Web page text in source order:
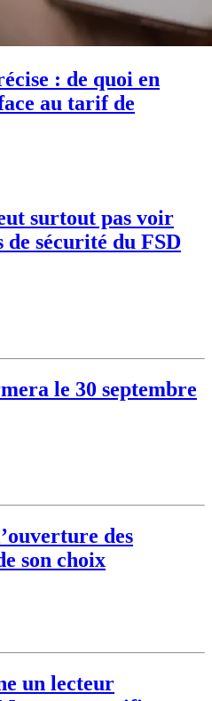
: de quoi en
au tarif de
surtout pas voir
de sécurité du FSD
le 30 septembre
des
son choix
un lecteur